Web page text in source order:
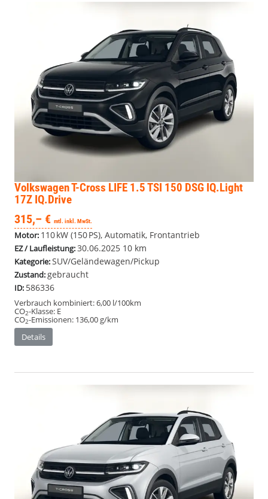
Volkswagen T-Cross LIFE 1.5 TSI 150 DSG IQ.Light
17Z IQ.Drive
315,– € mtl. inkl. MwSt.
Motor: 110 kW (150 PS), Automatik, Frontantrieb
EZ / Laufleistung:30.06.2025 10 km
Kategorie:SUV/Geländewagen/Pickup
Zustand: gebraucht
ID: 586336
Verbrauch kombiniert:6,00 l/100km
CO2-Klasse: E
CO2-Emissionen: 136,00 g/km
Details